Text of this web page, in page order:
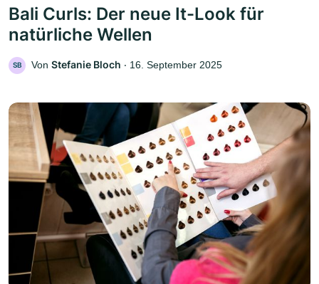
Bali Curls: Der neue It-Look für
natürliche Wellen
SB Von Stefanie Bloch ‧ 16. September 2025